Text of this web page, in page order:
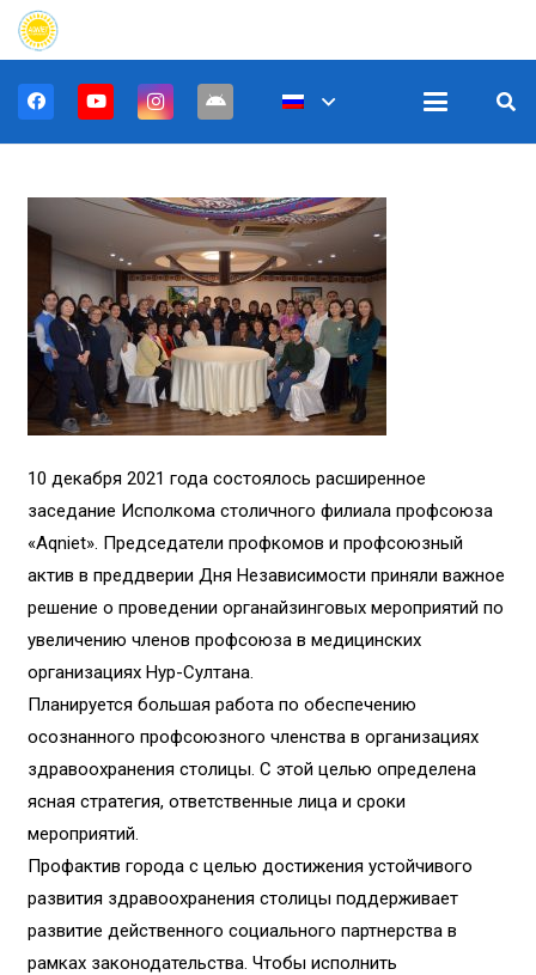
10 декабря 2021 года состоялось расширенное
заседание Исполкома столичного филиала профсоюза
«Aqniet». Председатели профкомов и профсоюзный
актив в преддверии Дня Независимости приняли важное
решение о проведении органайзинговых мероприятий по
увеличению членов профсоюза в медицинских
организациях Нур-Султана.
Планируется большая работа по обеспечению
осознанного профсоюзного членства в организациях
здравоохранения столицы. С этой целью определена
ясная стратегия, ответственные лица и сроки
мероприятий.
Профактив города с целью достижения устойчивого
развития здравоохранения столицы поддерживает
развитие действенного социального партнерства в
рамках законодательства. Чтобы исполнить